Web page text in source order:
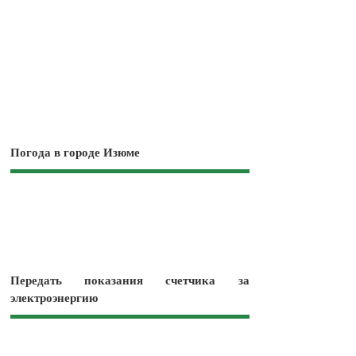
Погода в городе Изюме
Передать показания счетчика за
электроэнергию